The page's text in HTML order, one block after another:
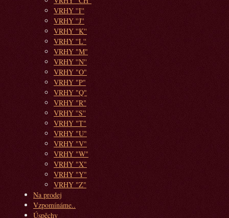
VRHY ''I''
VRHY ''J''
VRHY ''K''
VRHY ''L''
VRHY "M"
VRHY ''N''
VRHY "O"
VRHY "P"
VRHY "Q"
VRHY "R"
VRHY ''S''
VRHY "T"
VRHY "U"
VRHY "V"
VRHY "W"
VRHY "X"
VRHY "Y"
VRHY "Z"
Na prodej
Vzpomínáme..
Úspěchy